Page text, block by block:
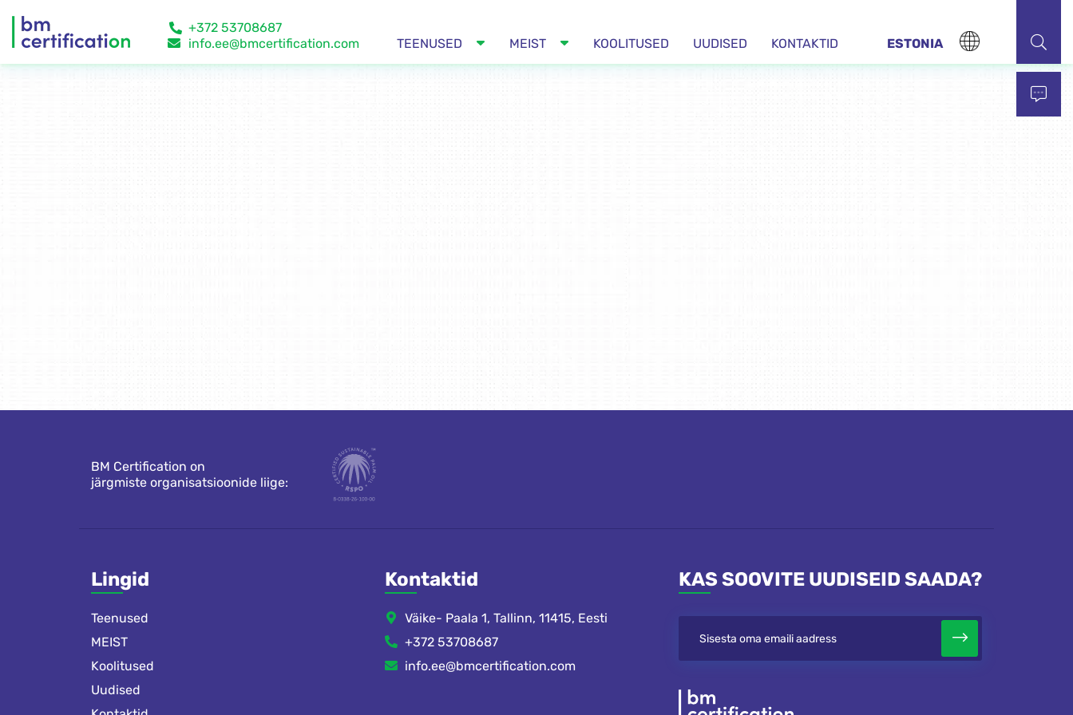
+372 53708687
info.ee@bmcertification.com
TEENUSED MEIST KOOLITUSED UUDISED KONTAKTID ESTONIA
BM Certification on
järgmiste organisatsioonide liige:
Lingid
Teenused
MEIST
Koolitused
Uudised
Kontaktid
Väike- Paala 1, Tallinn, 11415, Eesti
+372 53708687
info.ee@bmcertification.com
KAS SOOVITE UUDISEID SAADA?